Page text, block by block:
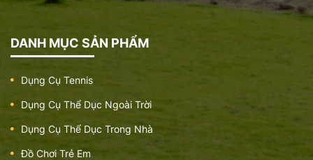
DANH MỤC SẢN PHẨM
Dụng Cụ Tennis
Dụng Cụ Thể Dục Ngoài Trời
Dụng Cụ Thể Dục Trong Nhà
Đồ Chơi Trẻ Em